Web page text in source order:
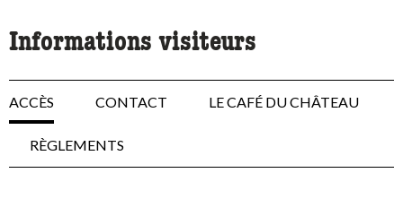
Informations visiteurs
ACCÈS CONTACT LE CAFÉ DU CHÂTEAU
RÈGLEMENTS